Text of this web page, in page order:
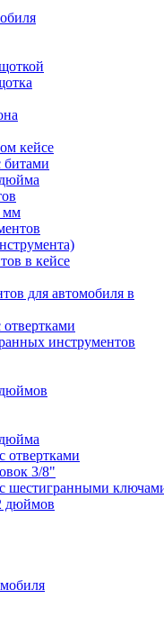
кейсе
битами
мм
в кейсе
для автомобиля в
инструментов
отвертками
3/8"
шестигранными
дюймов